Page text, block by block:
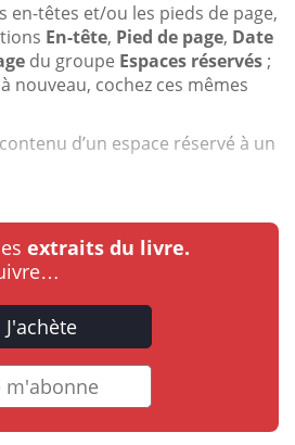
en-têtes et/ou les pieds de page,
En-tête, Pied de page, Date
du groupe Espaces réservés ;
nouveau, cochez ces mêmes
d’un espace réservé à un
extraits du livre.
J'achète
m'abonne